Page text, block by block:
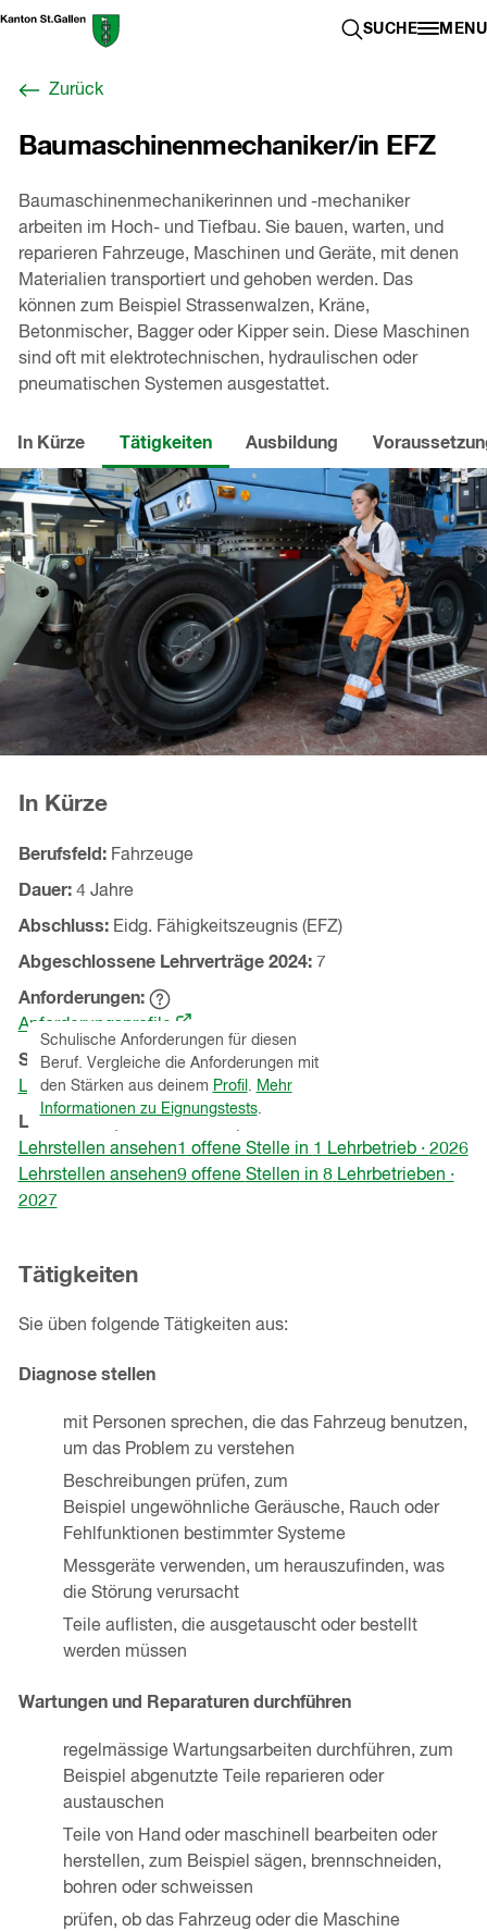
Zum
Berufswahl-
Startseite
SUCHE
SUCHE MENU
Zurück
Baumaschinenmechaniker/in EFZ
Baumaschinenmechanikerinnen und -mechaniker
arbeiten im Hoch- und Tiefbau. Sie bauen, warten, und
reparieren Fahrzeuge, Maschinen und Geräte, mit denen
Materialien transportiert und gehoben werden. Das
können zum Beispiel Strassenwalzen, Kräne,
Betonmischer, Bagger oder Kipper sein. Diese Maschinen
sind oft mit elektrotechnischen, hydraulischen oder
pneumatischen Systemen ausgestattet.
In Kürze Tätigkeiten Ausbildung
In Kürze
Berufsfeld
Fahrzeuge
Dauer 4 Jahre
Abschluss
Eidg. Fähigkeitszeugnis (EFZ)
Abgeschlossene Lehrverträge 2024
7
Anforderungen
Hinweistext
einblenden
Schulische Anforderungen für diesen
Beruf. Vergleiche die Anforderungen mit
den Stärken aus deinem Profil . Mehr
Informationen zu Eignungstests.
Anforderungsprofile (öffnet
in
einem
neuen
Schnupperlehren (KantonSt.Gallen)
Lehrbetriebe ansehen
Lehrstellen
Lehrstellen ansehen1 offene Stellein 1 Lehrbetrieb· 2026
Lehrstellen ansehen9offene Stellen in 8 Lehrbetrieben ·
2027
Tätigkeiten
Sie üben folgende Tätigkeiten aus:
Diagnose stellen
mit Personen sprechen, die das Fahrzeug benutzen,
um das Problem zu verstehen
Beschreibungen prüfen, zum
Beispiel ungewöhnliche Geräusche, Rauch oder
Fehlfunktionen bestimmter Systeme
Messgeräte verwenden, um herauszufinden, was
die Störung verursacht
Teile auflisten, die ausgetauscht oder bestellt
werden müssen
Wartungen und Reparaturen durchführen
regelmässige Wartungsarbeiten durchführen, zum
Beispiel abgenutzte Teile reparieren oder
austauschen
Teile von Hand oder maschinell bearbeiten oder
herstellen, zum Beispiel sägen, brennschneiden,
bohren oder schweissen
prüfen, ob das Fahrzeug oder die Maschine